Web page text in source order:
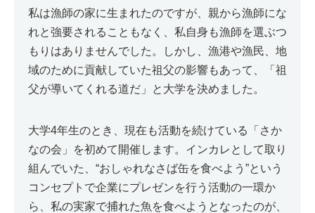
私は漁師の家に生まれたのですが、親から漁師にな
れと強要されることもなく、私自身も漁師を選ぶつ
もりはありませんでした。しかし、漁港や漁民、地
域のために貢献していた祖父の影響もあって、「祖
父が導いてくれる道だ」と大学を決めました。
大学4年生のとき、現在も活動を続けている「さか
なの会」を初めて開催します。インカレとして取り
組んでいた、“おしゃれなさば缶を食べよう”という
コンセプトで企業にプレゼンを行う活動の一環か
ら、私の実家で捕れた魚を食べようとなったのが、